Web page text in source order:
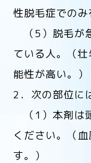
性脱毛症でのみ
（5）脱毛が
ている人。（
能性が高い。）
2．次の部位に
（1）本剤は
ください。（
す。）